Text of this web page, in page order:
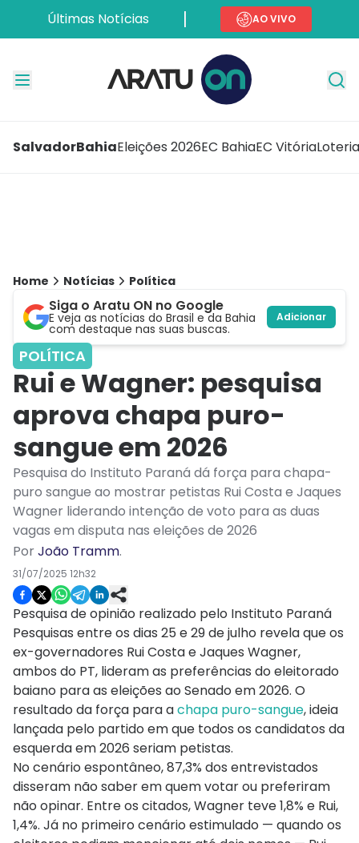
Últimas Notícias AO VIVO
SalvadorBahiaEleições 2026EC BahiaEC Vitória
Home Notícias Política
Siga o Aratu ON no Google
E veja as notícias do Brasil e da Bahia
com destaque nas suas buscas.
Adicionar
POLÍTICA
Rui e Wagner: pesquisa
aprova chapa puro-
sangue em 2026
Pesquisa do Instituto Paraná dá força para chapa-
puro sangue ao mostrar petistas Rui Costa e Jaques
Wagner liderando intenção de voto para as duas
vagas em disputa nas eleições de 2026
PorJoão Tramm.
31/07/2025 12h32
Pesquisa de opinião realizado pelo Instituto Paraná
Pesquisas entre os dias 25 e 29 de julho revela que os
ex-governadores Rui Costa e Jaques Wagner,
ambos do PT, lideram as preferências do eleitorado
baiano para as eleições ao Senado em 2026. O
resultado da força para achapa puro-sangue, ideia
lançada pelo partido em que todos os candidatos da
esquerda em 2026 seriam petistas.
No cenário espontâneo, 87,3% dos entrevistados
disseram não saber em quem votar ou preferiram
não opinar. Entre os citados, Wagner teve 1,8% e Rui,
1,4%. Já no primeiro cenário estimulado — quando os